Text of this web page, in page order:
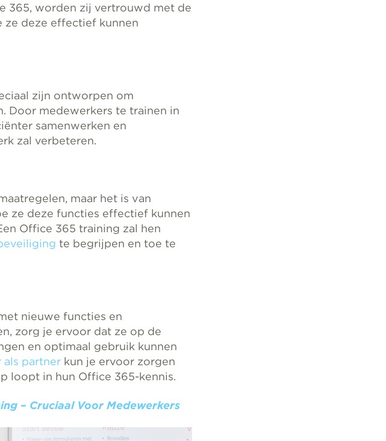
365, worden zij vertrouwd met de
ze deze effectief kunnen
zijn ontworpen om
Door medewerkers te trainen in
samenwerken en
zal verbeteren.
maar het is van
ze deze functies effectief kunnen
Office 365 training zal hen
te begrijpen en toe te
nieuwe functies en
zorg je ervoor dat ze op de
en optimaal gebruik kunnen
als partner kun je ervoor zorgen
loopt in hun Office 365-kennis.
– Cruciaal Voor Medewerkers